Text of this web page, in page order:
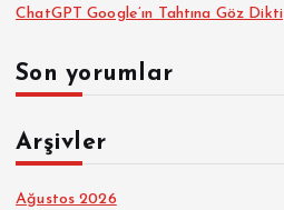
ChatGPT Google’ın Tahtına Göz Dikti
Son yorumlar
Arşivler
Ağustos 2026